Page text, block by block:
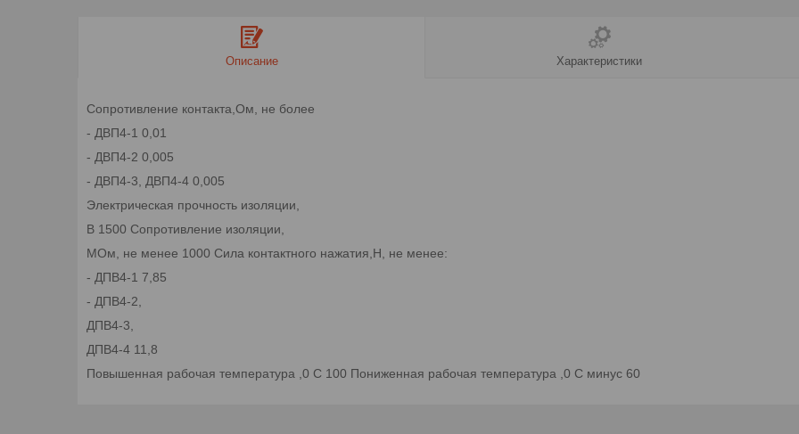
Описание Характеристики
Сопротивление контакта,Ом, не более
- ДВП4-1 0,01
- ДВП4-2 0,005
- ДВП4-3, ДВП4-4 0,005
Электрическая прочность изоляции,
В 1500 Сопротивление изоляции,
МОм, не менее 1000 Сила контактного нажатия,Н, не менее:
- ДПВ4-1 7,85
- ДПВ4-2,
ДПВ4-3,
ДПВ4-4 11,8
Повышенная рабочая температура ,0 С 100 Пониженная рабочая температура ,0 С минус 60